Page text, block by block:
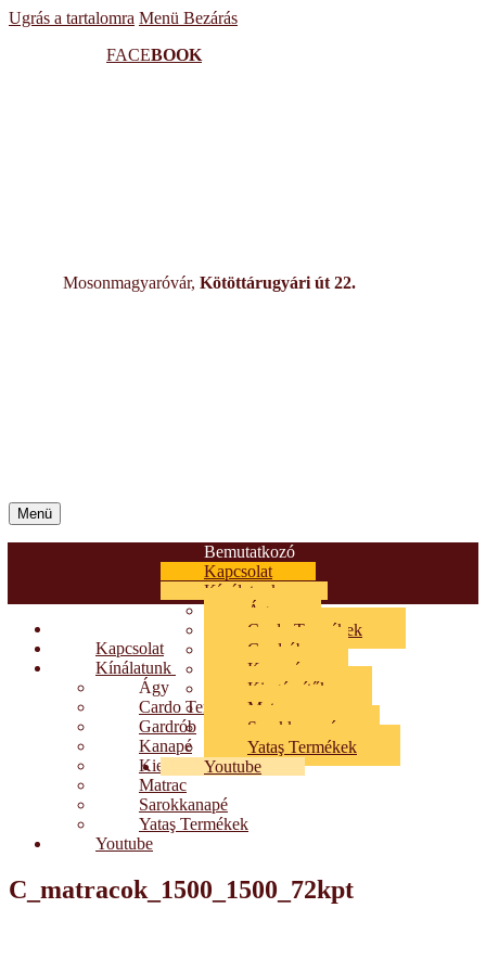
Ugrás a tartalomra Menü Bezárás
FACEBOOK
Mosonmagyaróvár, Kötöttárugyári út 22.
Menü
Bemutatkozó
Kapcsolat
Kínálatunk
Ágy
Cardo Termékek
Gardrób
Kanapé
Kiegészítők
Matrac
Sarokkanapé
Yataş Termékek
Youtube
Bemutatkozó
Kapcsolat
Kínálatunk
Ágy
Cardo Termékek
Gardrób
Kanapé
Kiegészítők
Matrac
Sarokkanapé
Yataş Termékek
Youtube
C_matracok_1500_1500_72kpt